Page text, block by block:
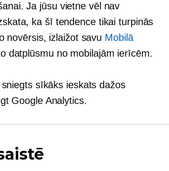
Ja jūsu vietne vēl nav
ka šī tendence tikai turpinās
novērsis, izlaižot savu Mobilā
datplūsmu no mobilajām ierīcēm.
sīkāks ieskats dažos
Google Analytics.